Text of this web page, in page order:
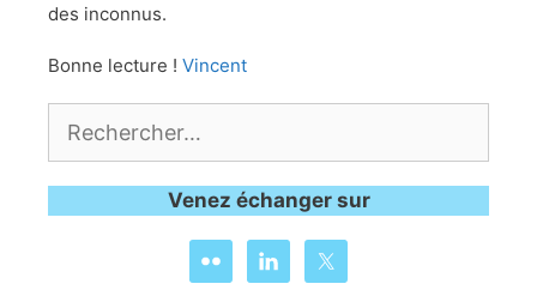
des inconnus.
Bonne lecture ! Vincent
Venez échanger sur